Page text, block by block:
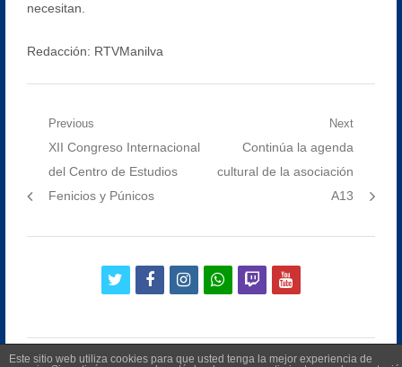
necesitan.
Redacción: RTVManilva
Navegación
de
entradas
Previous
Previous
post:
XII Congreso Internacional
del Centro de Estudios
Fenicios y Púnicos
Next
Next
post:
Continúa la agenda
cultural de la asociación
A13
twitterfacebookinstagramwhatsapp
twitchyoutube
Este sitio web utiliza cookies para que usted tenga la mejor experiencia de